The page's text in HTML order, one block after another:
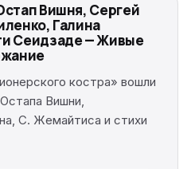
Вишня, Сергей
Галина
Сеидзаде — Живые
костра» вошли
Вишни,
С. Жемайтиса и стихи